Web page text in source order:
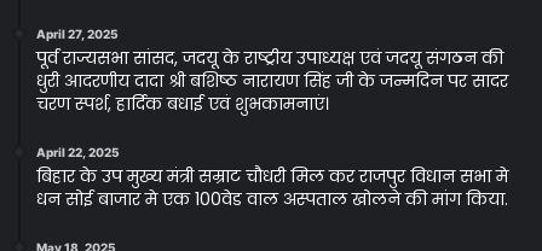
April 27, 2025
पूर्व राज्यसभा सांसद, जदयू के राष्ट्रीय उपाध्यक्ष एवं जदयू संगठन की
धुरी आदरणीय दादा श्री बशिष्ठ नारायण सिंह जी के जन्मदिन पर सादर
चरण स्पर्श, हार्दिक बधाई एवं शुभकामनाएं।
April 22, 2025
बिहार के उप मुख्य मंत्री सम्राट चौधरी मिल कर राजपुर विधान सभा मे
धन सोई बाजार मे एक 100वेड वाल अस्पताल खोलने की मांग किया.
May 18, 2025